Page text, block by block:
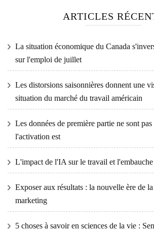
ARTICLES
La situation économique du Canada
sur l'emploi de juillet
Les distorsions saisonnières donnent une
situation du marché du travail américain
Les données de première partie ne sont
l'activation est
L'impact de l'IA sur le travail et l'embauche
Exposer aux résultats : la nouvelle ère de
marketing
5 choses à savoir en sciences de la vie :